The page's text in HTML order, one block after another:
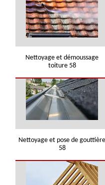
Nettoyage et démoussage
toiture 58
Nettoyage et pose de gouttière
58